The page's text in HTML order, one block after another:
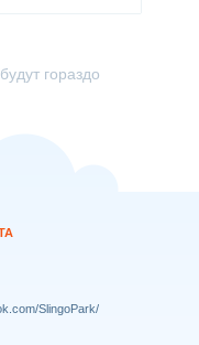
гораздо
SlingoPark/